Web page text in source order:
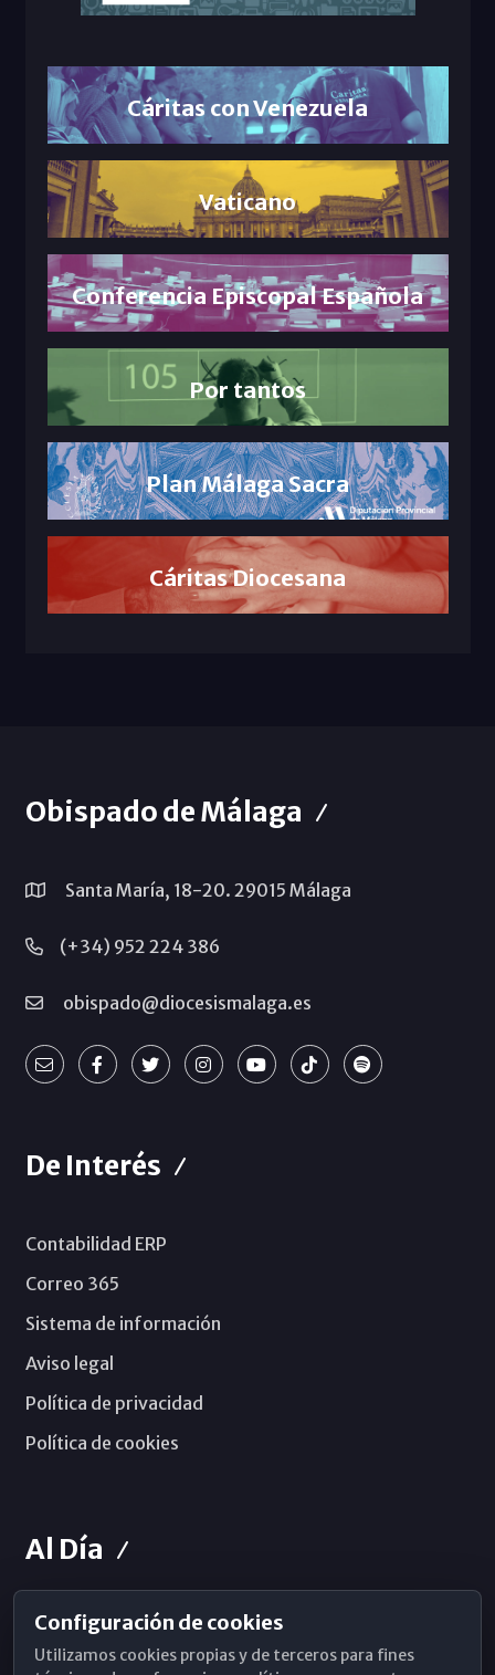
Cáritas con Venezuela
Vaticano
Conferencia Episcopal Española
Por tantos
Plan Málaga Sacra
Cáritas Diocesana
Obispado de Málaga
Santa María, 18-20. 29015 Málaga
(+34) 952 224 386
obispado@diocesismalaga.es
De Interés
Contabilidad ERP
Correo 365
Sistema de información
Aviso legal
Política de privacidad
Política de cookies
Al Día
Horarios de Misa
Hemeroteca
Configuración de cookies
Utilizamos cookies propias y de terceros para fines